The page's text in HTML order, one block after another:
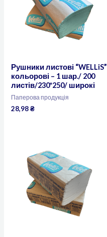
Рушники листові “WELLiS”
кольорові – 1 шар./ 200
листів/230*250/ широкі
Паперова продукція
28,98₴